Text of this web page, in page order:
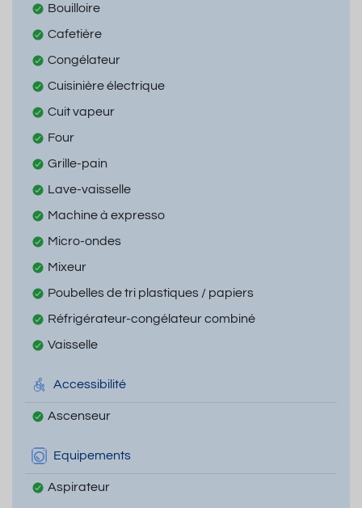
Bouilloire
Cafetière
Congélateur
Cuisinière électrique
Cuit vapeur
Four
Grille-pain
Lave-vaisselle
Machine à expresso
Micro-ondes
Mixeur
Poubelles de tri plastiques / papiers
Réfrigérateur-congélateur combiné
Vaisselle
Accessibilité
Ascenseur
Equipements
Aspirateur